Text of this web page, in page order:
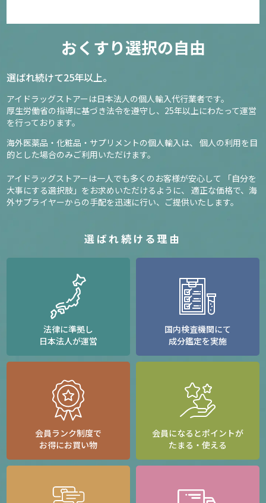
おくすり選択の自由
選ばれ続けて25年以上。
アイドラッグストアーは日本法人の個人輸入代行業者です。
厚生労働省の指導に基づき法令を遵守し、 25年以上にわたって運営
を行っております。
海外医薬品・化粧品・サプリメントの個人輸入は、
個人の利用を目
的とした場合のみご利用いただけます。
アイドラッグストアーは一人でも多くのお客様が安心して
「自分を
大事にする選択肢」をお求めいただけるように、
適正な価格で、海
外サプライヤーからの手配を迅速に行い、ご提供いたします。
選ばれ続ける理由
法律に準拠し
日本法人が運営
国内検査機関にて
成分鑑定を実施
会員ランク制度で
お得にお買い物
会員になるとポイントが
たまる・使える